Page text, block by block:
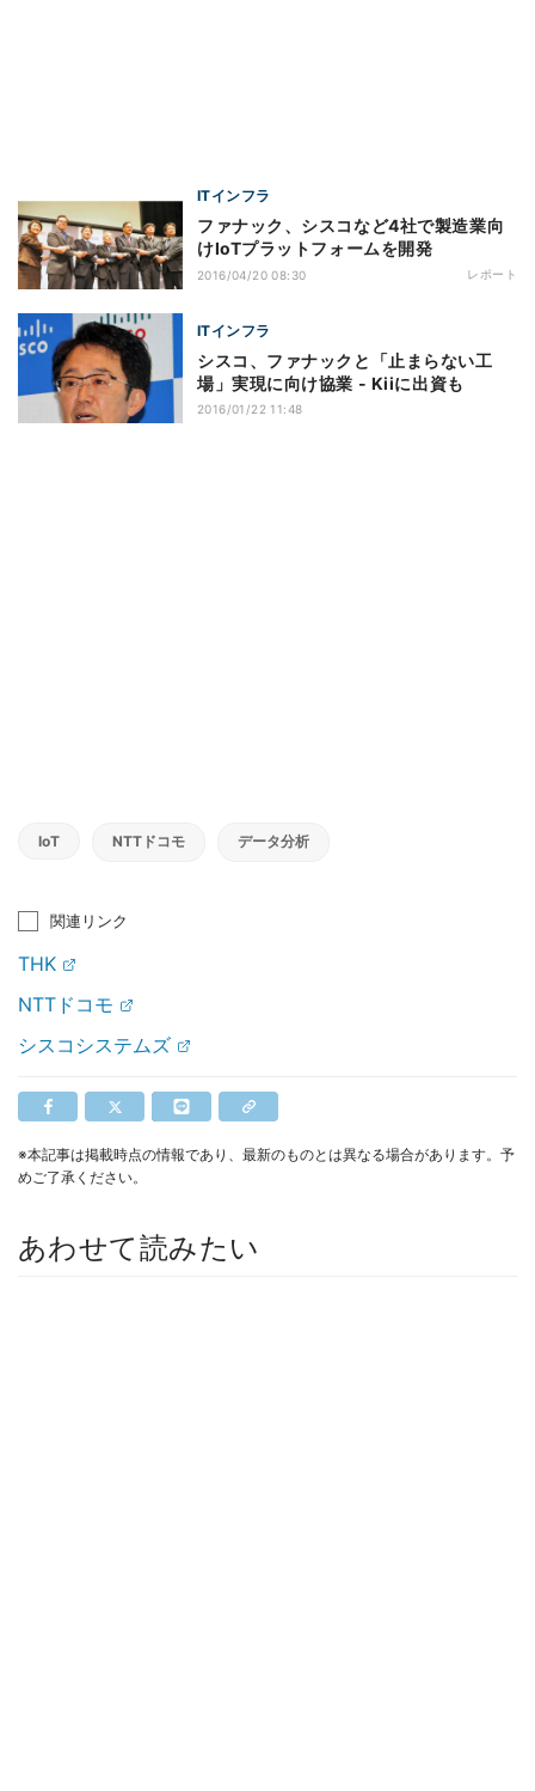
ITインフラ
ファナック、シスコなど4社で製造業向
けIoTプラットフォームを開発
2016/04/20 08:30 レポート
ITインフラ
シスコ、ファナックと「止まらない工
場」実現に向け協業 - Kiiに出資も
2016/01/22 11:48
IoT NTTドコモ データ分析
関連リンク
THK
NTTドコモ
シスコシステムズ
※本記事は掲載時点の情報であり、最新のものとは異なる場合があります。予
めご了承ください。
あわせて読みたい